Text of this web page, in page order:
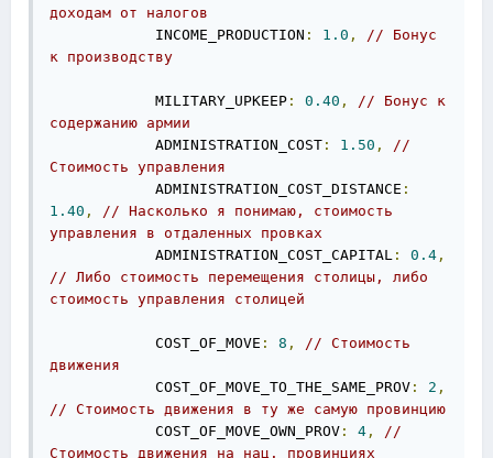
доходам от налогов
INCOME_PRODUCTION : 1.0 ,
// Бонус
к производству
MILITARY_UPKEEP : 0.40 ,
// Бонус к
содержанию армии
ADMINISTRATION_COST : 1.50 ,
//
Стоимость управления
ADMINISTRATION_COST_DISTANCE :
1.40 ,
// Насколько я понимаю, стоимость
управления в отдаленных провках
ADMINISTRATION_COST_CAPITAL : 0.4 ,
// Либо стоимость перемещения столицы, либо
стоимость управления столицей
COST_OF_MOVE : 8 ,
// Cтоимость
движения
COST_OF_MOVE_TO_THE_SAME_PROV : 2 ,
// Cтоимость движения в ту же самую провинцию
COST_OF_MOVE_OWN_PROV : 4 ,
//
Cтоимость движения на нац. провинциях